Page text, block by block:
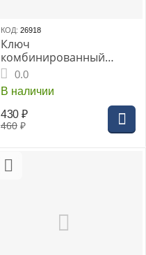
КОД: 26918
Ключ
комбинированный
THORVIK 25 мм серии
ARC CrV, (W30025)
0.0
В наличии
460 ₽
430 ₽